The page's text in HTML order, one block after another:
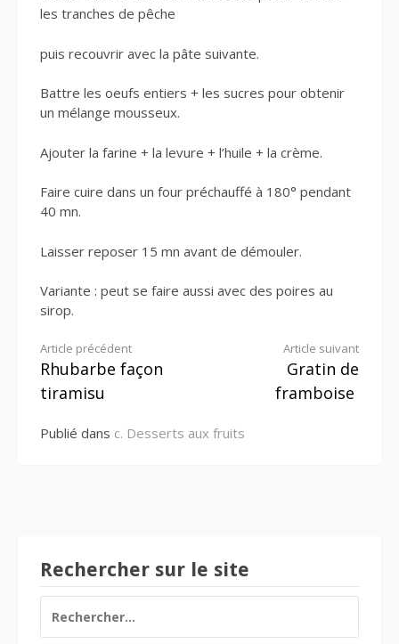
les tranches de pêche
puis recouvrir avec la pâte suivante.
Battre les oeufs entiers + les sucres pour obtenir
un mélange mousseux.
Ajouter la farine + la levure + l’huile + la crème.
Faire cuire dans un four préchauffé à 180° pendant
40 mn.
Laisser reposer 15 mn avant de démouler.
Variante : peut se faire aussi avec des poires au
sirop.
Lire
la
Article précédent
Rhubarbe façon
tiramisu
Article suivant
Gratin de
framboise
Publié dans c. Desserts aux fruits
Rechercher sur le site